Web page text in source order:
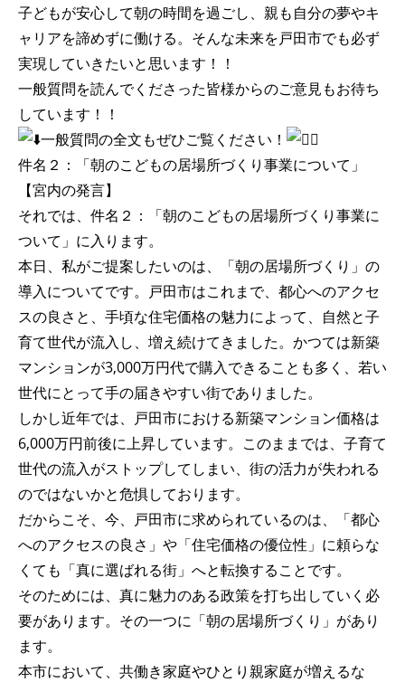
子どもが安心して朝の時間を過ごし、親も自分の夢やキ
ャリアを諦めずに働ける。そんな未来を戸田市でも必ず
実現していきたいと思います！！
一般質問を読んでくださった皆様からのご意見もお待ち
しています！！
一般質問の全文もぜひご覧ください！
件名２：「朝のこどもの居場所づくり事業について」
【宮内の発言】
それでは、件名２：「朝のこどもの居場所づくり事業に
ついて」に入ります。
本日、私がご提案したいのは、「朝の居場所づくり」の
導入についてです。戸田市はこれまで、都心へのアクセ
スの良さと、手頃な住宅価格の魅力によって、自然と子
育て世代が流入し、増え続けてきました。かつては新築
マンションが3,000万円代で購入できることも多く、若い
世代にとって手の届きやすい街でありました。
しかし近年では、戸田市における新築マンション価格は
6,000万円前後に上昇しています。このままでは、子育て
世代の流入がストップしてしまい、街の活力が失われる
のではないかと危惧しております。
だからこそ、今、戸田市に求められているのは、「都心
へのアクセスの良さ」や「住宅価格の優位性」に頼らな
くても「真に選ばれる街」へと転換することです。
そのためには、真に魅力のある政策を打ち出していく必
要があります。その一つに「朝の居場所づくり」があり
ます。
本市において、共働き家庭やひとり親家庭が増えるな